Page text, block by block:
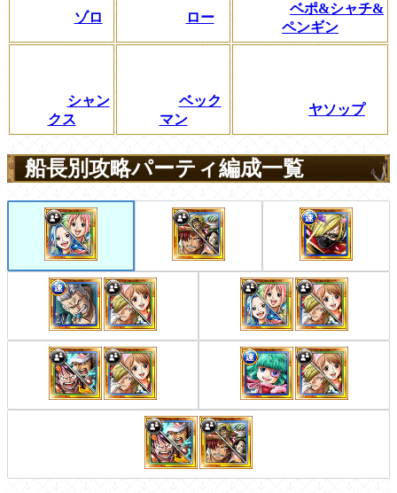
ゾロ ロー
ベポ&シャチ&
ペンギン
シャン
クス
ベック
マン
ヤソップ
船長別攻略パーティ編成一覧